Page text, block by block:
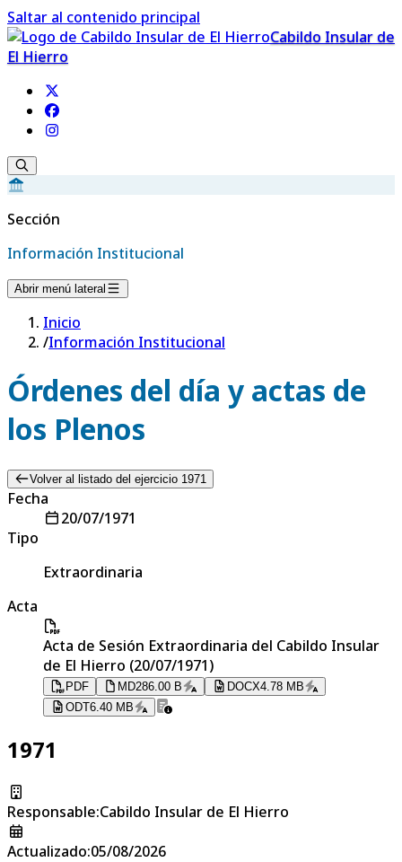
Saltar al contenido principal
Cabildo Insular de
El Hierro
Sección
Información Institucional
Abrir menú lateral
Inicio
/Información Institucional
Órdenes del día y actas de
los Plenos
Volver al listado del ejercicio 1971
Fecha
20/07/1971
Tipo
Extraordinaria
Acta
Acta de Sesión Extraordinaria del Cabildo Insular
de El Hierro (20/07/1971)
PDF MD286.00 B DOCX4.78 MB
ODT6.40 MB
1971
Responsable:Cabildo Insular de El Hierro
Actualizado:05/08/2026